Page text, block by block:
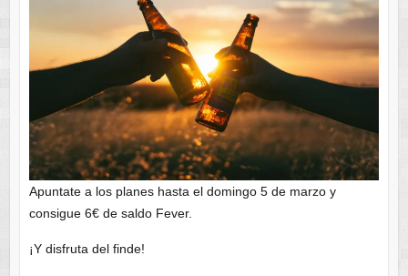
Apuntate a los planes hasta el domingo 5 de marzo y
consigue 6€ de saldo Fever.
¡Y disfruta del finde!